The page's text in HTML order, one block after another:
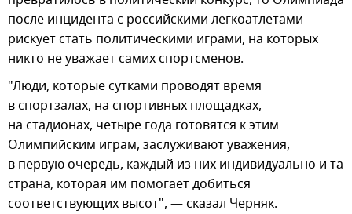
после инцидента с российскими легкоатлетами
рискует стать политическими играми, на которых
никто не уважает самих спортсменов.
"Люди, которые сутками проводят время
в спортзалах, на спортивных площадках,
на стадионах, четыре года готовятся к этим
Олимпийским играм, заслуживают уважения,
в первую очередь, каждый из них индивидуально и та
страна, которая им помогает добиться
соответствующих высот", — сказал Черняк.